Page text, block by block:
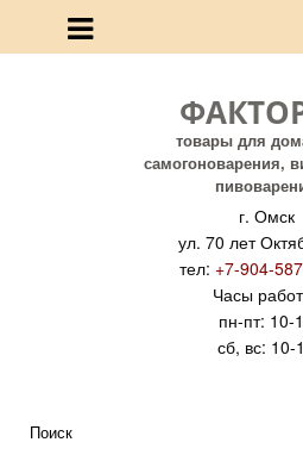
товары для
самогоноварения,
г. Омск
ул. 70 лет
тел: +7-904-
Часы
пн-пт: 10-
сб, вс: 10-